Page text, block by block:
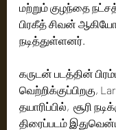
மற்றும் குழந்தை
பிரகீத் சிவன்
நடித்துள்ளனர்.
கருடன் படத்தின்
வெற்றிக்குப்பிறகு,
தயாரிப்பில்,  சூரி
திரைப்படம்